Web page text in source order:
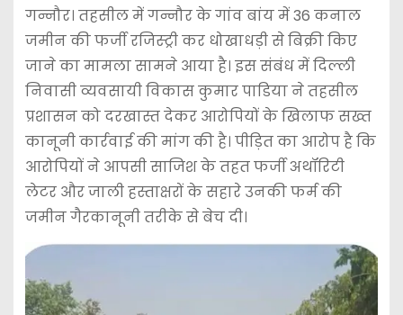
गन्नौर। तहसील में गन्नौर के गांव बांय में 36 कनाल
जमीन की फर्जी रजिस्ट्री कर धोखाधड़ी से बिक्री किए
जाने का मामला सामने आया है। इस संबंध में दिल्ली
निवासी व्यवसायी विकास कुमार पाडिया ने तहसील
प्रशासन को दरखास्त देकर आरोपियों के खिलाफ सख्त
कानूनी कार्रवाई की मांग की है। पीड़ित का आरोप है कि
आरोपियों ने आपसी साजिश के तहत फर्जी अथॉरिटी
लेटर और जाली हस्ताक्षरों के सहारे उनकी फर्म की
जमीन गैरकानूनी तरीके से बेच दी।